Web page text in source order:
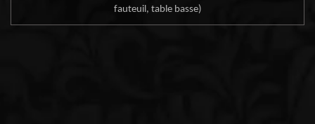
fauteuil, table basse)